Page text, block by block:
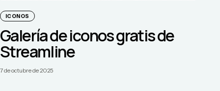
ICONOS
Galería de iconos gratis de
Streamline
7 de octubre de 2025